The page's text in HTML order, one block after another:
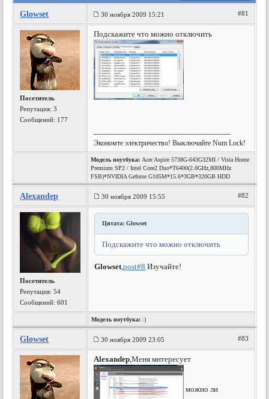
Glowset 30 ноября 2009 15:21 #81
Посетитель
Репутация:3
Сообщений: 177
Подскажите что можно отключить
---------------------------------------------------------
Экономте электричество! Выключайте Num Lock!
Модель ноутбука: Acer Aspire 5738G-643G32MI / Vista Home
Premium SP2 / Intel Core2 Duo*T6400(2.0GHz,800MHz
FSB)*NVIDIA Geforse G105M*15.6*3GB*320GB HDD
Alexandep 30 ноября 2009 15:55 #82
Посетитель
Репутация:54
Сообщений: 601
Цитата: Glowset
Подскажите что можно отключить
Glowset,post#8 Изучайте!
Модель ноутбука: :)
Glowset 30 ноября 2009 23:05 #83
Alexandep,Меня мнтересует
можно ли